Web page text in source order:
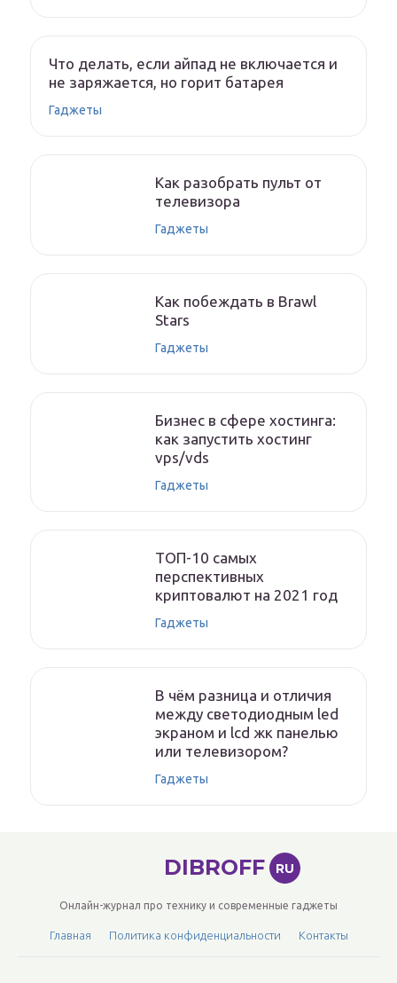
Что делать, если айпад не включается и
не заряжается, но горит батарея
Гаджеты
Как разобрать пульт от
телевизора
Гаджеты
Как побеждать в Brawl
Stars
Гаджеты
Бизнес в сфере хостинга:
как запустить хостинг
vps/vds
Гаджеты
ТОП-10 самых
перспективных
криптовалют на 2021 год
Гаджеты
В чём разница и отличия
между светодиодным led
экраном и lcd жк панелью
или телевизором?
Гаджеты
DIBROFF RU
Онлайн-журнал про технику и современные гаджеты
Главная Политика конфиденциальности Контакты